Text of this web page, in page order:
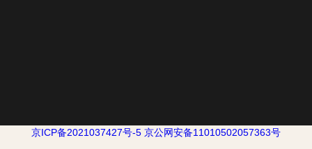
京ICP备2021037427号-5 京公网安备11010502057363号